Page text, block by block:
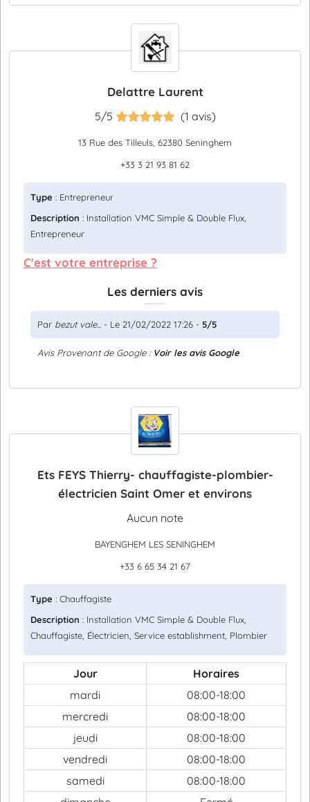
Delattre Laurent
5/5 (1 avis)
13 Rue des Tilleuls, 62380 Seninghem
+33 3 21 93 81 62
Type : Entrepreneur
Description : Installation VMC Simple & Double Flux,
Entrepreneur
C'est votre entreprise ?
Les derniers avis
Par bezut vale... - Le 21/02/2022 17:26 - 5/5
Avis Provenant de Google : Voir les avis Google
Ets FEYS Thierry- chauffagiste-plombier-
électricien Saint Omer et environs
Aucun note
BAYENGHEM LES SENINGHEM
+33 6 65 34 21 67
Type : Chauffagiste
Description : Installation VMC Simple & Double Flux,
Chauffagiste, Électricien, Service establishment, Plombier
Jour
Horaires
mardi
08:00-18:00
mercredi
08:00-18:00
jeudi
08:00-18:00
vendredi
08:00-18:00
samedi
08:00-18:00